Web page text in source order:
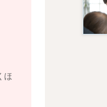
ほ